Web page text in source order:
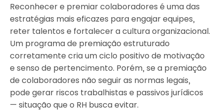
Reconhecer e premiar colaboradores é uma das
estratégias mais eficazes para engajar equipes,
reter talentos e fortalecer a cultura organizacional.
Um programa de premiação estruturado
corretamente cria um ciclo positivo de motivação
e senso de pertencimento. Porém, se a premiação
de colaboradores não seguir as normas legais,
pode gerar riscos trabalhistas e passivos jurídicos
— situação que o RH busca evitar.